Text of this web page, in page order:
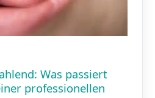
Was passiert
professionellen